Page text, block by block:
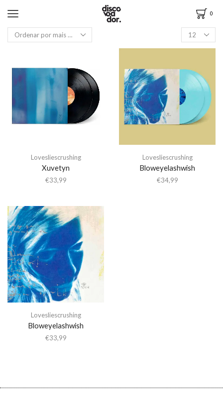
0
Lovesliescrushing
Xuvetyn
€33,99
Lovesliescrushing
Bloweyelashwish
€34,99
Lovesliescrushing
Bloweyelashwish
€33,99